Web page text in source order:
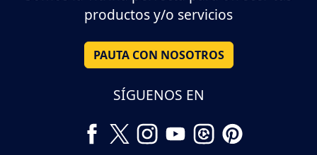
productos y/o servicios
PAUTA CON NOSOTROS
SÍGUENOS EN